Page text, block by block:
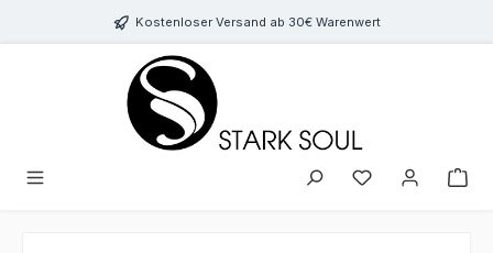
Zum Hauptinhalt springenKostenloser Versand ab 30€ Warenwert